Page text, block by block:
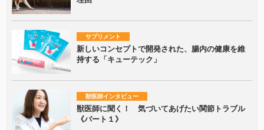
サプリメント
新しいコンセプトで開発された、腸内の健康を維
持する「キューテック」
獣医師インタビュー
獣医師に聞く！ 気づいてあげたい関節トラブル
《パート１》